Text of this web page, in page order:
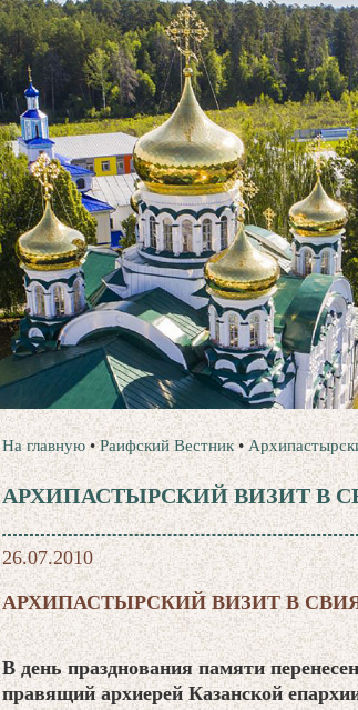
На главную •Раифский Вестник •
АРХИПАСТЫРСКИЙ ВИЗИТ В
26.07.2010
АРХИПАСТЫРСКИЙ ВИЗИТ В
В день празднования памяти
правящий архиерей Казанской